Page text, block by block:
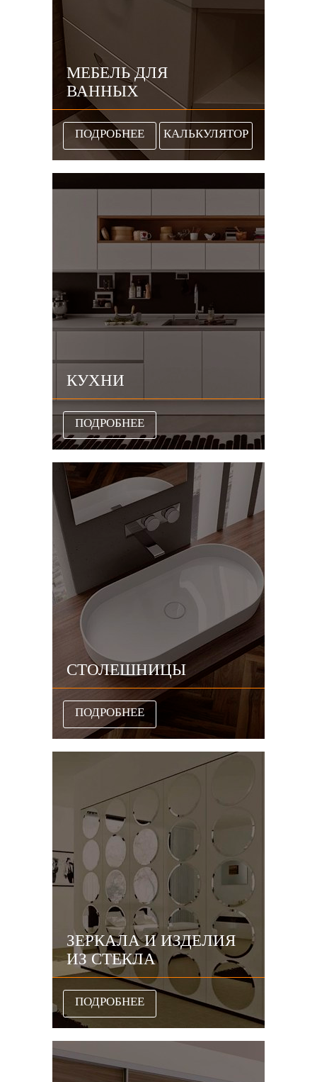
МЕБЕЛЬ ДЛЯ
ВАННЫХ
ПОДРОБНЕЕ КАЛЬКУЛЯТОР
КУХНИ
ПОДРОБНЕЕ
СТОЛЕШНИЦЫ
ПОДРОБНЕЕ
ЗЕРКАЛА И ИЗДЕЛИЯ
ИЗ СТЕКЛА
ПОДРОБНЕЕ